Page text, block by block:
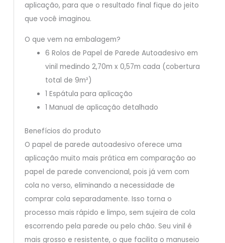
aplicação, para que o resultado final fique do jeito
que você imaginou.
O que vem na embalagem?
6 Rolos de Papel de Parede Autoadesivo em
vinil medindo 2,70m x 0,57m cada (cobertura
total de 9m²)
1 Espátula para aplicação
1 Manual de aplicação detalhado
Benefícios do produto
O papel de parede autoadesivo oferece uma
aplicação muito mais prática em comparação ao
papel de parede convencional, pois já vem com
cola no verso, eliminando a necessidade de
comprar cola separadamente. Isso torna o
processo mais rápido e limpo, sem sujeira de cola
escorrendo pela parede ou pelo chão. Seu vinil é
mais grosso e resistente, o que facilita o manuseio